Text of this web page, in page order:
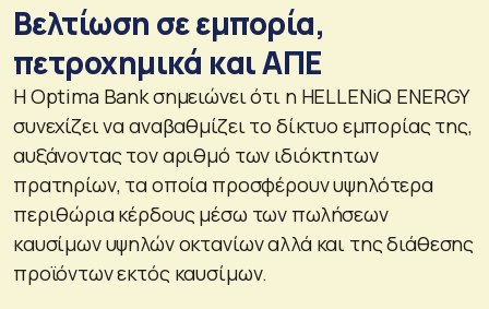
Βελτίωση σε εμπορία,
πετροχημικά και ΑΠΕ
Η Optima Bank σημειώνει ότι η HELLENiQ ENERGY
συνεχίζει να αναβαθμίζει το δίκτυο εμπορίας της,
αυξάνοντας τον αριθμό των ιδιόκτητων
πρατηρίων, τα οποία προσφέρουν υψηλότερα
περιθώρια κέρδους μέσω των πωλήσεων
καυσίμων υψηλών οκτανίων αλλά και της διάθεσης
προϊόντων εκτός καυσίμων.